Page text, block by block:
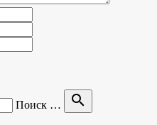
Поиск … search